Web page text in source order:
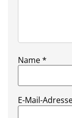
Name*
E-Mail-